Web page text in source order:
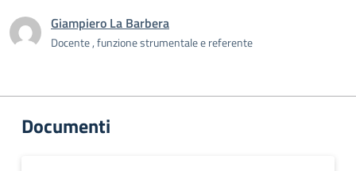
Giampiero La Barbera
Docente , funzione strumentale e referente
Documenti